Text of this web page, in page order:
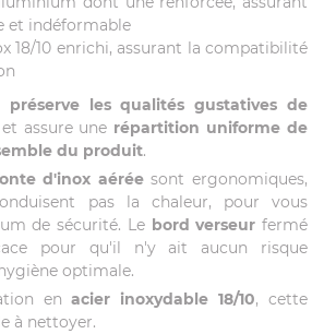
et indéformable
18/10 enrichi, assurant la compatibilité
préserve les qualités gustatives de
assure une répartition uniforme de
du produit.
d'inox aéréesont ergonomiques,
pas la chaleur, pour vous
de sécurité. Lebord verseur fermé
pour qu'il n'y ait aucun risque
optimale.
enacier inoxydable 18/10, cette
à nettoyer.